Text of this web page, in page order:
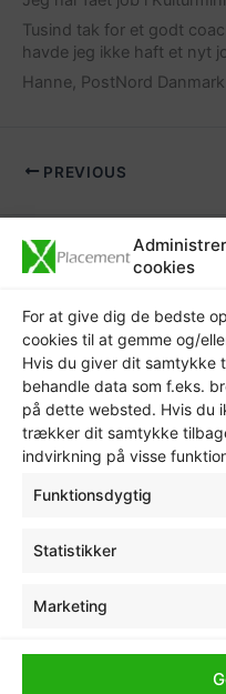
cookies
For at give dig de bedste
cookies til at gemme og/
Hvis du giver dit samtykke
behandle data som f.eks.
på dette websted. Hvis du
trækker dit samtykke
indvirkning på visse
Funktionsdygtig
Statistikker
Marketing
Tusind tak for et godt
havde jeg ikke haft et nyt
Hanne, PostNord Danmark
PREVIOUS
v./
Ejer: